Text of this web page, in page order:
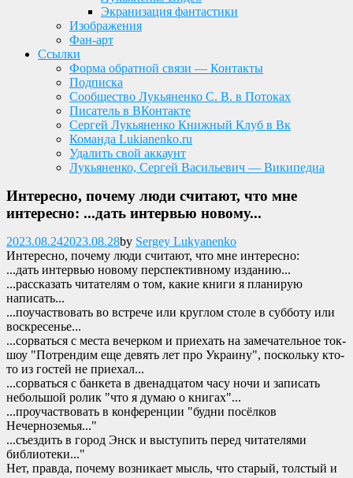
Экранизация фантастики
Изображения
Фан-арт
Ссылки
Форма обратной связи — Контакты
Подписка
Сообщество Лукьяненко С. В. в Потоках
Писатель в ВКонтакте
Сергей Лукьяненко Книжный Клуб в Вк
Команда Lukianenko.ru
Удалить свой аккаунт
Лукьяненко, Сергей Васильевич — Википедиа
Интересно, почему люди считают, что мне
интересно: ...дать интервью новому...
Опубликовано
2023.08.242023.08.28by Sergey Lukyanenko
Интересно, почему люди считают, что мне интересно:
...дать интервью новому перспективному изданию...
...рассказать читателям о том, какие книги я планирую
написать...
...поучаствовать во встрече или круглом столе в субботу или
воскресенье...
...сорваться с места вечерком и приехать на замечательное ток-
шоу "Потрендим еще девять лет про Украину", поскольку кто-
то из гостей не приехал...
...сорваться с банкета в двенадцатом часу ночи и записать
небольшой ролик "что я думаю о книгах"...
...проучаствовать в конференции "будни посёлков
Нечерноземья..."
...съездить в город Энск и выступить перед читателями
библиотеки..."
Нет, правда, почему возникает мысль, что старый, толстый и